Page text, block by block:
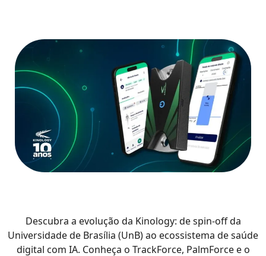
Descubra a evolução da Kinology: de spin-off da
Universidade de Brasília (UnB) ao ecossistema de saúde
digital com IA. Conheça o TrackForce, PalmForce e o